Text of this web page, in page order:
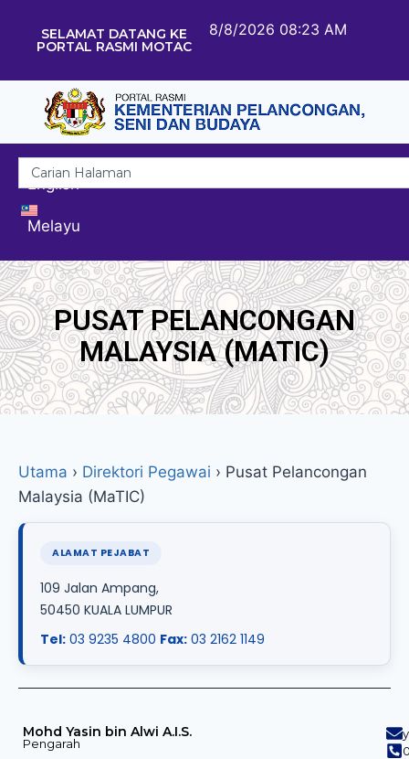
SELAMAT DATANG KE
PORTAL RASMI MOTAC
8/8/2026 08:23 AM
English
Melayu
PUSAT PELANCONGAN
MALAYSIA (MATIC)
Utama › Direktori Pegawai › Pusat Pelancongan
Malaysia (MaTIC)
ALAMAT PEJABAT
109 Jalan Ampang,
50450 KUALA LUMPUR
Tel: 03 9235 4800 Fax: 03 2162 1149
Mohd Yasin bin Alwi A.I.S.
Pengarah